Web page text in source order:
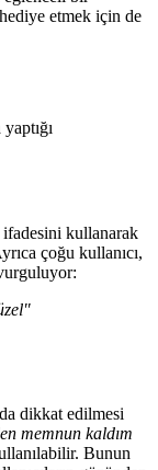
etmek için de
ifadesini kullanarak
çoğu kullanıcı,
dikkat edilmesi
memnun kaldım
Bunun